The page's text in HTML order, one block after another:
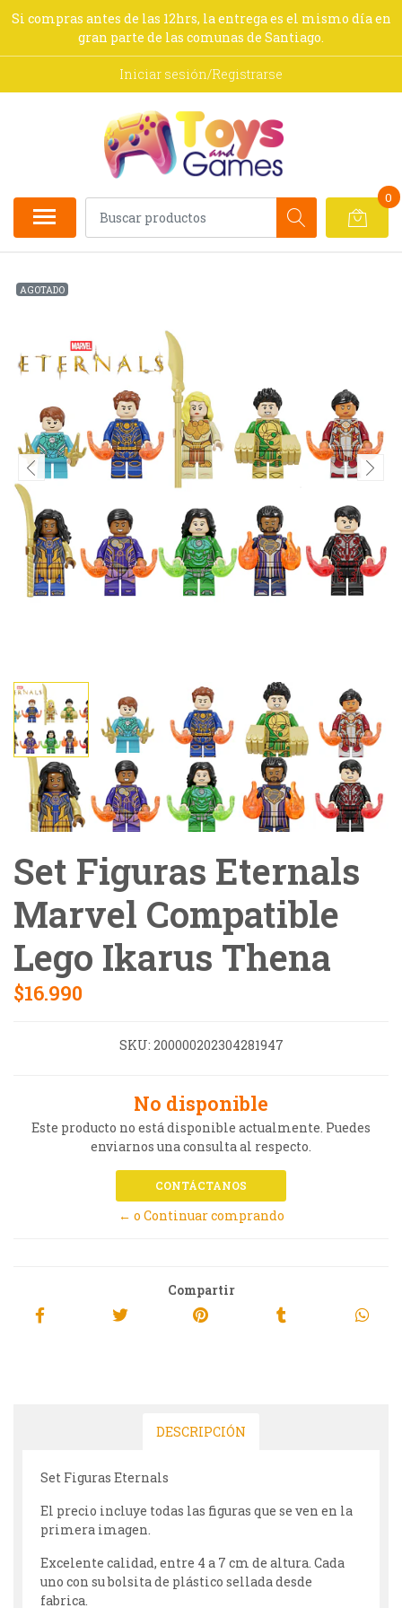
Si compras antes de las 12hrs, la entrega es el mismo día en
gran parte de las comunas de Santiago.
Iniciar sesión/Registrarse
0
AGOTADO
Set Figuras Eternals
Marvel Compatible
Lego Ikarus Thena
$16.990
SKU: 200000202304281947
No disponible
Este producto no está disponible actualmente. Puedes
enviarnos una consulta al respecto.
CONTÁCTANOS
← o Continuar comprando
Compartir
DESCRIPCIÓN
Set Figuras Eternals
El precio incluye todas las figuras que se ven en la
primera imagen.
Excelente calidad, entre 4 a 7 cm de altura. Cada
uno con su bolsita de plástico sellada desde
fabrica.